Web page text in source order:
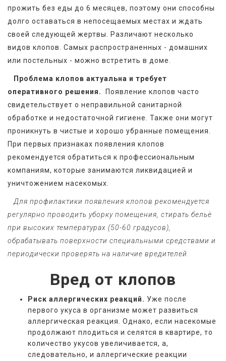
прожить без еды до 6 месяцев, поэтому они способны
долго оставаться в непосещаемых местах и ждать
своей следующей жертвы. Различают несколько
видов клопов. Самых распространенных - домашних
или постельных - можно встретить в доме.
Проблема клопов актуальна и требует
оперативного решения.
Появление клопов часто
свидетельствует о неправильной санитарной
обработке и недостаточной гигиене. Также они могут
проникнуть в чистые и хорошо убранные помещения.
При первых признаках появления клопов
рекомендуется обратиться к профессиональным
компаниям, которые занимаются ликвидацией и
уничтожением насекомых.
Для профилактики появления клопов рекомендуется
регулярно проводить уборку помещения, стирать бельё
при высоких температурах (50-60 градусов),
обрабатывать поверхности специальными средствами и
периодически проверять на наличие вредителей.
Вред от клопов
Риск аллергических реакций. Уже после
первого укуса в организме может развиться
аллергическая реакция. Однако, если насекомые
продолжают плодиться и селятся в квартире, то
количество укусов увеличивается, а,
следовательно, и аллергические реакции